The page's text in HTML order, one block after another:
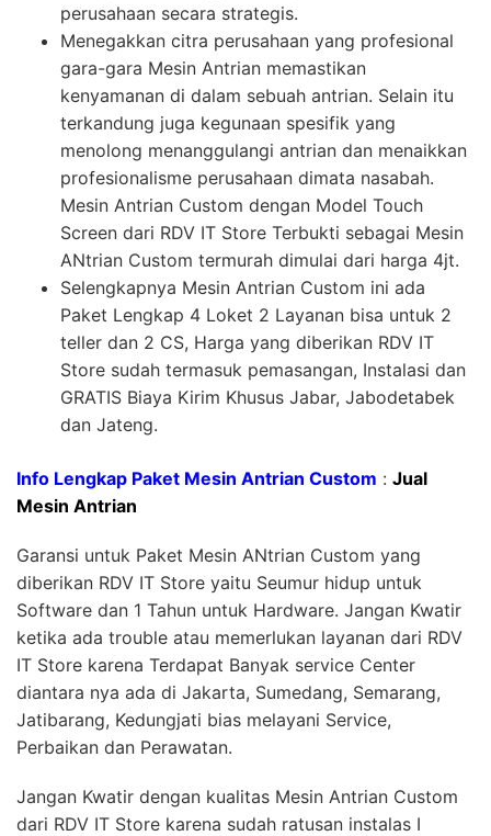
perusahaan secara strategis.
Menegakkan citra perusahaan yang profesional
gara-gara Mesin Antrian memastikan
kenyamanan di dalam sebuah antrian. Selain itu
terkandung juga kegunaan spesifik yang
menolong menanggulangi antrian dan menaikkan
profesionalisme perusahaan dimata nasabah.
Mesin Antrian Custom dengan Model Touch
Screen dari RDV IT Store Terbukti sebagai Mesin
ANtrian Custom termurah dimulai dari harga 4jt.
Selengkapnya Mesin Antrian Custom ini ada
Paket Lengkap 4 Loket 2 Layanan bisa untuk 2
teller dan 2 CS, Harga yang diberikan RDV IT
Store sudah termasuk pemasangan, Instalasi dan
GRATIS Biaya Kirim Khusus Jabar, Jabodetabek
dan Jateng.
Info Lengkap Paket Mesin Antrian Custom : Jual
Mesin Antrian
Garansi untuk Paket Mesin ANtrian Custom yang
diberikan RDV IT Store yaitu Seumur hidup untuk
Software dan 1 Tahun untuk Hardware. Jangan Kwatir
ketika ada trouble atau memerlukan layanan dari RDV
IT Store karena Terdapat Banyak service Center
diantara nya ada di Jakarta, Sumedang, Semarang,
Jatibarang, Kedungjati bias melayani Service,
Perbaikan dan Perawatan.
Jangan Kwatir dengan kualitas Mesin Antrian Custom
dari RDV IT Store karena sudah ratusan instalas I